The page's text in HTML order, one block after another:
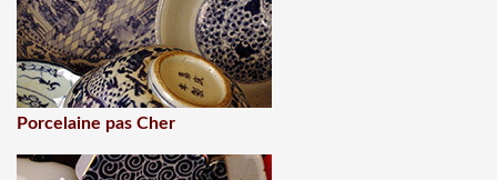
Porcelaine pas Cher